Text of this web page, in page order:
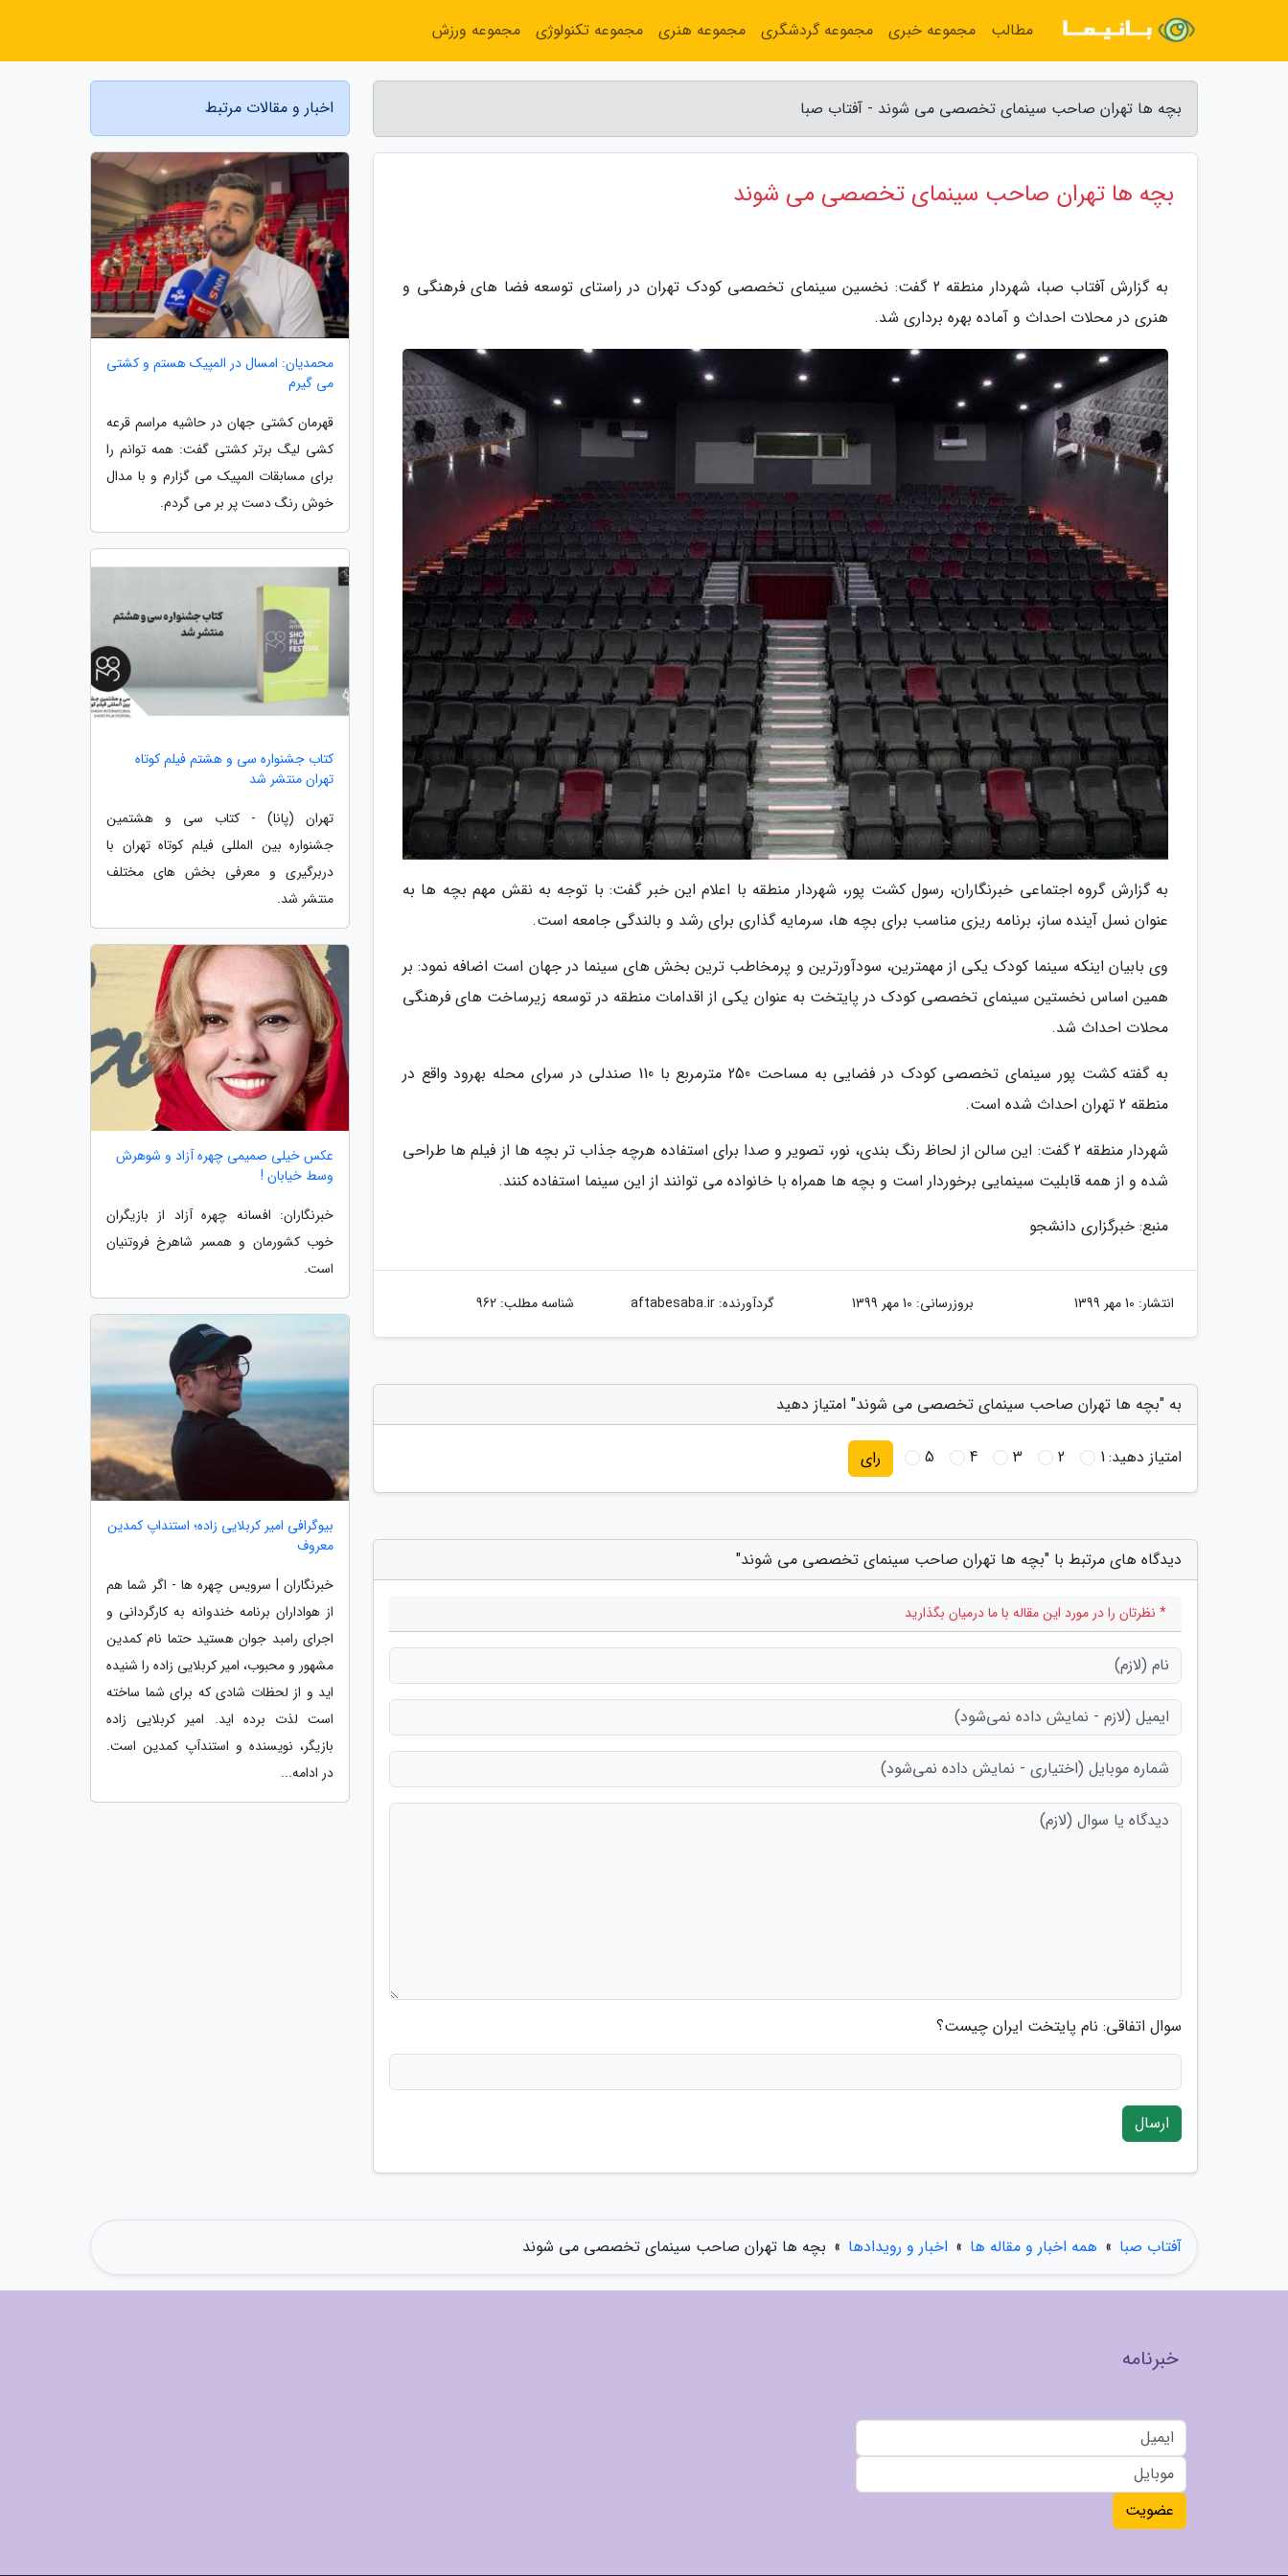
بچه ها تهران صاحب سینمای تخصصی می شوند - آفتاب صبا
بچه ها تهران صاحب سینمای تخصصی می شوند
به گزارش آفتاب صبا، شهردار منطقه 2 گفت: نخسین سینمای تخصصی کودک تهران در راستای توسعه فضا های فرهنگی و
هنری در محلات احداث و آماده بهره برداری شد.
به گزارش گروه اجتماعی خبرنگاران، رسول کشت پور، شهردار منطقه با اعلام این خبر گفت: با توجه به نقش مهم بچه ها به
عنوان نسل آینده ساز، برنامه ریزی مناسب برای بچه ها، سرمایه گذاری برای رشد و بالندگی جامعه است.
وی بابیان اینکه سینما کودک یکی از مهمترین، سودآورترین و پرمخاطب ترین بخش های سینما در جهان است اضافه نمود: بر
همین اساس نخستین سینمای تخصصی کودک در پایتخت به عنوان یکی از اقدامات منطقه در توسعه زیرساخت های فرهنگی
محلات احداث شد.
به گفته کشت پور سینمای تخصصی کودک در فضایی به مساحت 250 مترمربع با 110 صندلی در سرای محله بهرود واقع در
منطقه 2 تهران احداث شده است.
شهردار منطقه 2 گفت: این سالن از لحاظ رنگ بندی، نور، تصویر و صدا برای استفاده هرچه جذاب تر بچه ها از فیلم ها طراحی
شده و از همه قابلیت سینمایی برخوردار است و بچه ها همراه با خانواده می توانند از این سینما استفاده کنند.
منبع: خبرگزاری دانشجو
انتشار: 10 مهر 1399 بروزرسانی: 10 مهر 1399 گردآورنده:aftabesaba.ir شناسه مطلب: 962
به "بچه ها تهران صاحب سینمای تخصصی می شوند" امتیاز دهید
امتیاز دهید:1
2
3
4
5 رای
دیدگاه های مرتبط با "بچه ها تهران صاحب سینمای تخصصی می شوند"
* نظرتان را در مورد این مقاله با ما درمیان بگذارید
سوال اتفاقی: نام پایتخت ایران چیست؟
ارسال
اخبار و مقالات مرتبط
محمدیان: امسال در المپیک هستم و کشتی
می گیرم
قهرمان کشتی جهان در حاشیه مراسم قرعه
کشی لیگ برتر کشتی گفت: همه توانم را
برای مسابقات المپیک می گزارم و با مدال
خوش رنگ دست پر بر می گردم.
کتاب جشنواره سی و هشتم فیلم کوتاه
تهران منتشر شد
تهران (پانا) - کتاب سی و هشتمین
جشنواره بین المللی فیلم کوتاه تهران با
دربرگیری و معرفی بخش های مختلف
منتشر شد.
عکس خیلی صمیمی چهره آزاد و شوهرش
وسط خیابان !
خبرنگاران: افسانه چهره آزاد از بازیگران
خوب کشورمان و همسر شاهرخ فروتنیان
است.
بیوگرافی امیر کربلایی زاده؛ استنداپ کمدین
معروف
خبرنگاران | سرویس چهره ها - اگر شما هم
از هواداران برنامه خندوانه به کارگردانی و
اجرای رامبد جوان هستید حتما نام کمدین
مشهور و محبوب، امیر کربلایی زاده را شنیده
اید و از لحظات شادی که برای شما ساخته
است لذت برده اید. امیر کربلایی زاده
بازیگر، نویسنده و استندآپ کمدین است.
در ادامه...
آفتاب صبا » همه اخبار و مقاله ها » اخبار و رویدادها » بچه ها تهران صاحب سینمای تخصصی می شوند
مطالب مجموعه خبری مجموعه گردشگری مجموعه هنری مجموعه تکنولوژی مجموعه ورزش
خبرنامه
عضویت